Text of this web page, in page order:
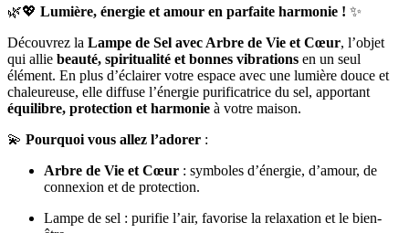
🌿💖 Lumière, énergie et amour en parfaite harmonie ! ✨
Découvrez la Lampe de Sel avec Arbre de Vie et Cœur, l’objet
qui allie beauté, spiritualité et bonnes vibrations en un seul
élément. En plus d’éclairer votre espace avec une lumière douce et
chaleureuse, elle diffuse l’énergie purificatrice du sel, apportant
équilibre, protection et harmonie à votre maison.
💫 Pourquoi vous allez l’adorer :
Arbre de Vie et Cœur : symboles d’énergie, d’amour, de
connexion et de protection.
Lampe de sel : purifie l’air, favorise la relaxation et le bien-